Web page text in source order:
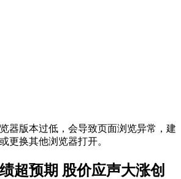
器版本过低，会导致页面浏览异常，建
更换其他浏览器打开。
超预期 股价应声大涨创